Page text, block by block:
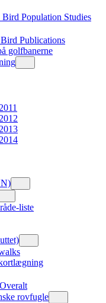
Population Studies
Publications
golfbanerne
liste
rovfugle